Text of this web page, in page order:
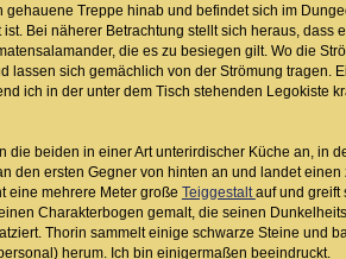
Treppe hinab und befindet sich im
Bei näherer Betrachtung stellt sich heraus, dass
die es zu besiegen gilt. Wo die
lassen sich gemächlich von der Strömung tragen.
ich in der unter dem Tisch stehenden Legokiste
beiden in einer Art unterirdischer Küche an, in
den ersten Gegner von hinten an und landet
eine mehrere Meter große Teiggestalt auf und greift
Charakterbogen gemalt, die seinen
Thorin sammelt einige schwarze Steine und
herum. Ich bin einigermaßen beeindruckt.